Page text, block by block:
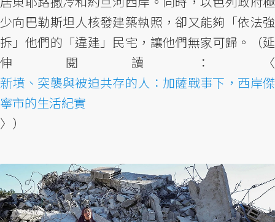
少向巴勒斯坦人核發建築執照，卻又能夠「依法強
拆」他們的「違建」民宅，讓他們無家可歸。（延
伸閱讀：〈
新墳、突襲與被迫共存的人：加薩戰事下，西岸傑
寧市的生活紀實
〉）